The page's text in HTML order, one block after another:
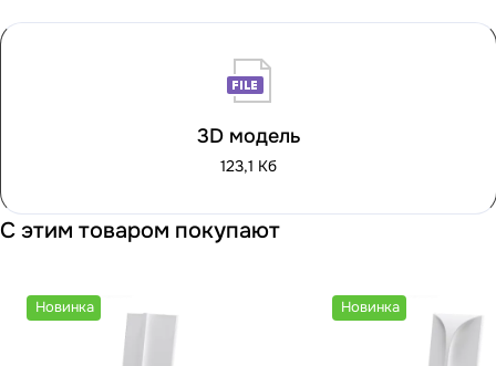
3D модель
123,1 Кб
С этим товаром покупают
Новинка Новинка